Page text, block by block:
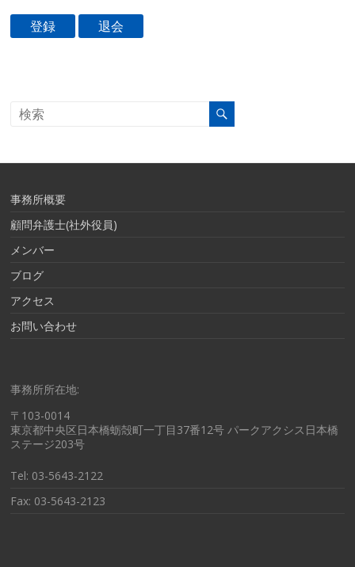
事務所概要
顧問弁護士(社外役員)
メンバー
ブログ
アクセス
お問い合わせ
事務所所在地:
〒103-0014
東京都中央区日本橋蛎殻町一丁目37番12号 パークアクシス日本橋
ステージ203号
Tel: 03-5643-2122
Fax: 03-5643-2123